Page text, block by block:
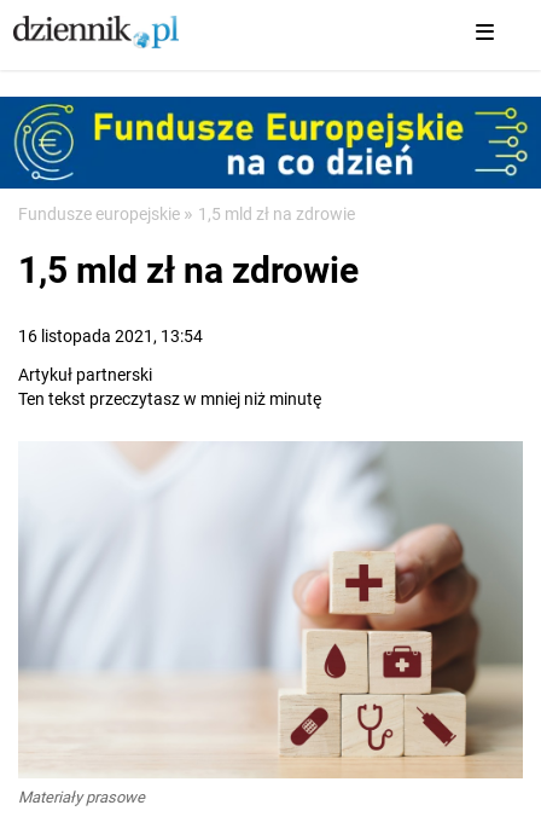
Fundusze europejskie » 1,5 mld zł na zdrowie
1,5 mld zł na zdrowie
16 listopada 2021, 13:54
Artykuł partnerski
Ten tekst przeczytasz w mniej niż minutę
Materiały prasowe